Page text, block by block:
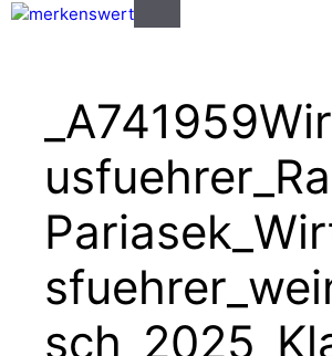
Zum
Menü